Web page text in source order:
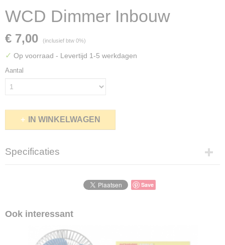
WCD Dimmer Inbouw
€ 7,00 (inclusief btw 0%)
✓ Op voorraad - Levertijd 1-5 werkdagen
Aantal
IN WINKELWAGEN
Specificaties
Save
Ook interessant